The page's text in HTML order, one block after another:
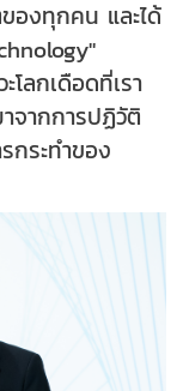
องทุกคน และได้
โลกเดือดที่เรา
จากการปฏิวัติ
กระทำของ